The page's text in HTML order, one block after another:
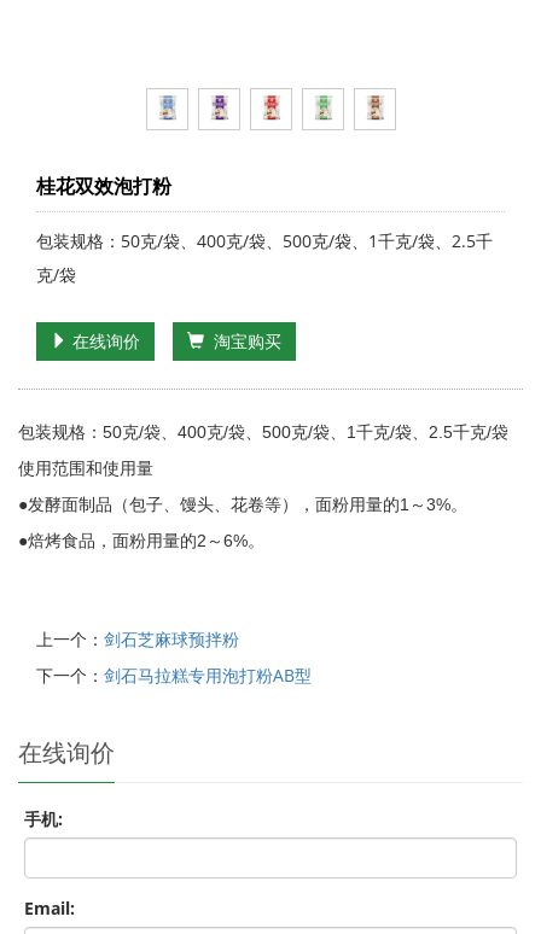
桂花双效泡打粉
包装规格：50克/袋、400克/袋、500克/袋、1千克/袋、2.5千
克/袋
在线询价 淘宝购买
包装规格：50克/袋、400克/袋、500克/袋、1千克/袋、2.5千克/袋
使用范围和使用量
●发酵面制品（包子、馒头、花卷等），面粉用量的1～3%。
●焙烤食品，面粉用量的2～6%。
上一个： 剑石芝麻球预拌粉
下一个： 剑石马拉糕专用泡打粉AB型
在线询价
手机:
Email: